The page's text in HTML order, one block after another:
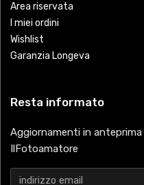
Area riservata
I miei ordini
Wishlist
Garanzia Longeva
Resta informato
Aggiornamenti in
IlFotoamatore